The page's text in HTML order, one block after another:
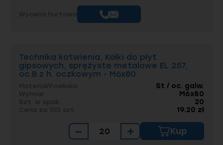
Technika kotwienia, Kołki do płyt
gipsowych, sprężyste metalowe EL 257,
oc.B z h. oczkowym - M6x80
St / oc. galw.
M6x80
20
19.20 zł
− + Kup